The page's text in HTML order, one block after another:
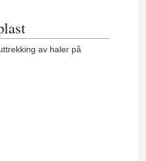
av haler på